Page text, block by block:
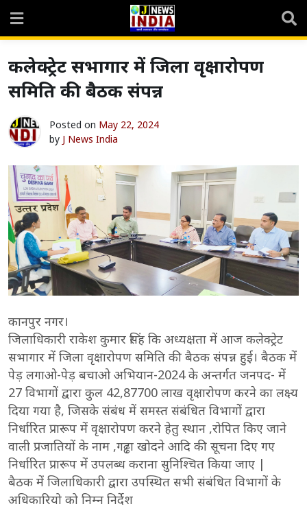
content
कलेक्ट्रेट सभागार में जिला वृक्षारोपण
समिति की बैठक संपन्न
Posted on May 22, 2024
by J News India
कानपुर नगर।
जिलाधिकारी राकेश कुमार सिंह कि अध्यक्षता में आज कलेक्ट्रेट
सभागार में जिला वृक्षारोपण समिति की बैठक संपन्न हुई। बैठक में
पेड़ लगाओ-पेड़ बचाओ अभियान-2024 के अन्तर्गत जनपद- में
27 विभागों द्वारा कुल 42,87700 लाख वृक्षारोपण करने का लक्ष्य
दिया गया है, जिसके संबंध में समस्त संबंधित विभागों द्वारा
निर्धारित प्रारूप में वृक्षारोपण करने हेतु स्थान ,रोपित किए जाने
वाली प्रजातियों के नाम ,गढ्ढा खोदने आदि की सूचना दिए गए
निर्धारित प्रारूप में उपलब्ध कराना सुनिश्चित किया जाए |
बैठक में जिलाधिकारी द्वारा उपस्थित सभी संबंधित विभागों के
अधिकारियो को निम्न निर्देश